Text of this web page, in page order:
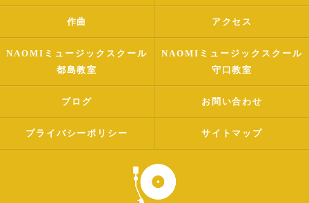
作曲 アクセス
NAOMIミュージックスクール
都島教室
NAOMIミュージックスクール
守口教室
ブログ お問い合わせ
プライバシーポリシー サイトマップ